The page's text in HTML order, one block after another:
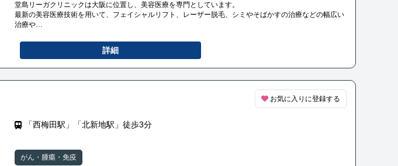
堂島リーガクリニックは大阪に位置し、美容医療を専門としています。
最新の美容医療技術を用いて、フェイシャルリフト、レーザー脱毛、シミやそばかすの治療などの幅広い
治療や
経験豊富な医師やスタッフが患者の希望に合わせた治療プランを提案し、安全と満足度を最優先に考えて
詳細
お気に入りに登録する
「西梅田駅」「北新地駅」徒歩3分
がん・腫瘍・免疫